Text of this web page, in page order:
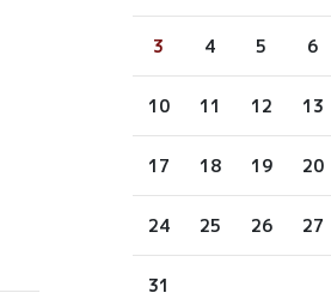
3 4 5 6
10 11 12 13
17 18 19 20
24 25 26 27
31